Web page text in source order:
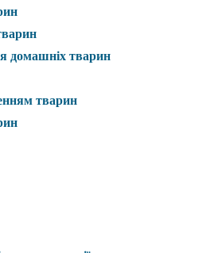
домашніх тварин
тварин